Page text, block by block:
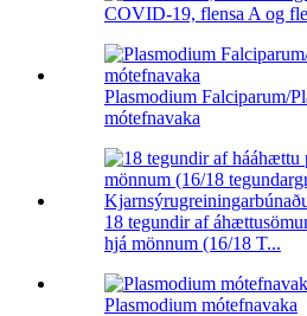
COVID-19, flensa A og
Plasmodium Falciparum/
mótefnavaka
18 tegundir af
hjá mönnum (16/18 T...
Plasmodium mótefnavaka